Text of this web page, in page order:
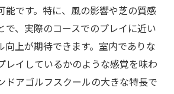
能です。特に、風の影響や芝の質感
で、実際のコースでのプレイに近い
向上が期待できます。室内でありな
レイしているかのような感覚を味わ
ドアゴルフスクールの大きな特長で